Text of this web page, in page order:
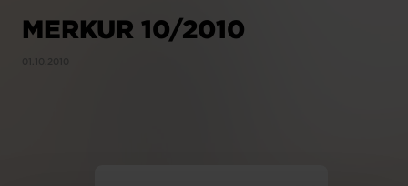
MERKUR 10/2010